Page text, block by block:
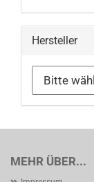
Hersteller
MEHR ÜBER...